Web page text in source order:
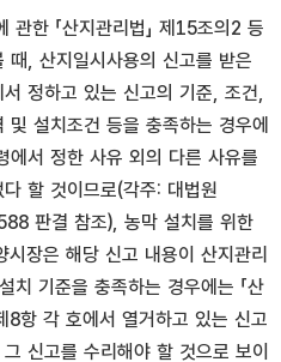
한 「산지관리법」 제15조의2 등
, 산지일시사용의 신고를 받은
정하고 있는 신고의 기준, 조건,
설치조건 등을 충족하는 경우에
에서 정한 사유 외의 다른 사유를
할 것이므로(각주: 대법원
판결 참조), 농막 설치를 위한
장은 해당 신고 내용이 산지관리
치 기준을 충족하는 경우에는 「산
8항 각 호에서 열거하고 있는 신고
신고를 수리해야 할 것으로 보이